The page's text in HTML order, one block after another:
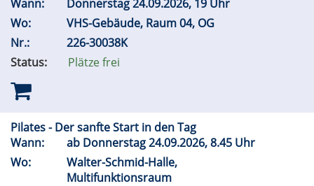
Wann:
Donnerstag 24.09.2026, 19 Uhr
Wo:
VHS-Gebäude, Raum 04, OG
Nr.:
226-30038K
Status:
Plätze frei
Pilates - Der sanfte Start in den Tag
Wann:
ab Donnerstag 24.09.2026, 8.45 Uhr
Wo:
Walter-Schmid-Halle,
Multifunktionsraum